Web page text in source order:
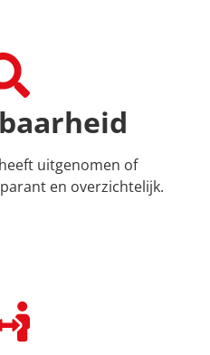
uitgenomen of
en overzichtelijk.